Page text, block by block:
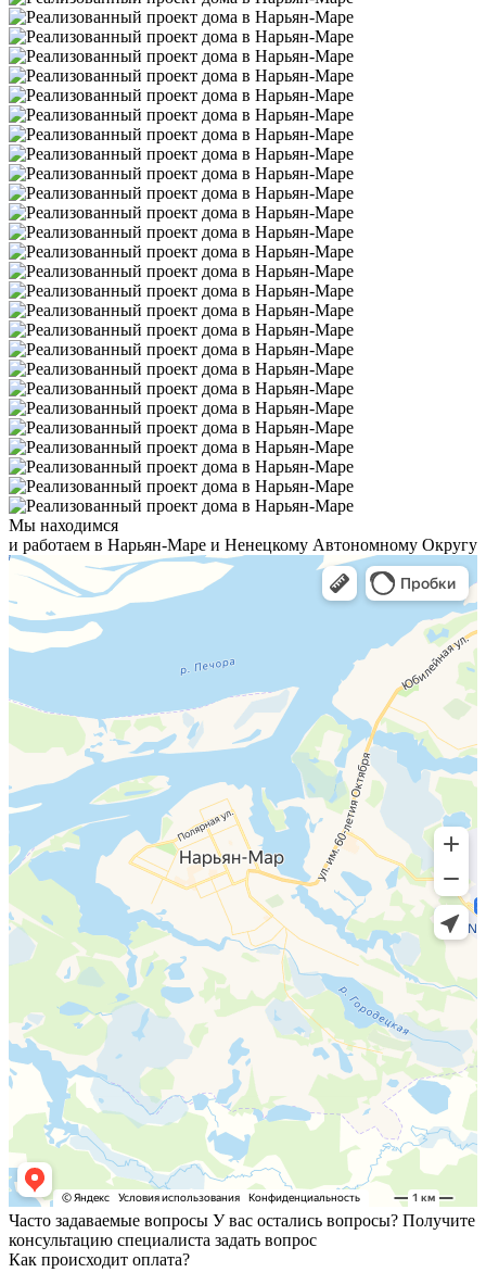
Мы находимся
и работаем в Нарьян-Маре и Ненецкому Автономному Округу
Часто задаваемые вопросы У вас остались вопросы? Получите
консультацию специалиста задать вопрос
Как происходит оплата?